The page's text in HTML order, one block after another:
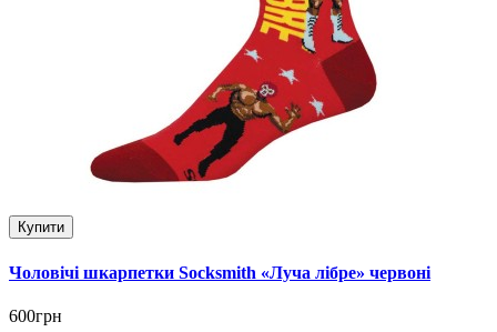
Купити
Чоловічі шкарпетки Socksmith «Луча лібре» червоні
600грн